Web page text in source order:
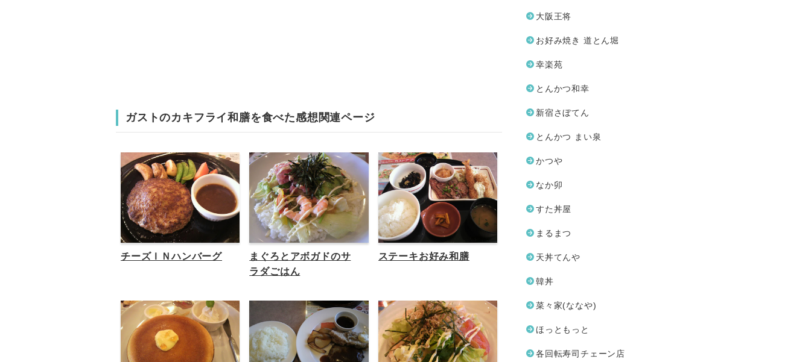
ガストのカキフライ和膳を食べた感想関連ページ
チーズＩＮハンバーグ
まぐろとアボガドのサ
ラダごはん
ステーキお好み和膳
大阪王将
お好み焼き 道とん堀
幸楽苑
とんかつ和幸
新宿さぼてん
とんかつ まい泉
かつや
なか卯
すた丼屋
まるまつ
天丼てんや
韓丼
菜々家(ななや)
ほっともっと
各回転寿司チェーン店